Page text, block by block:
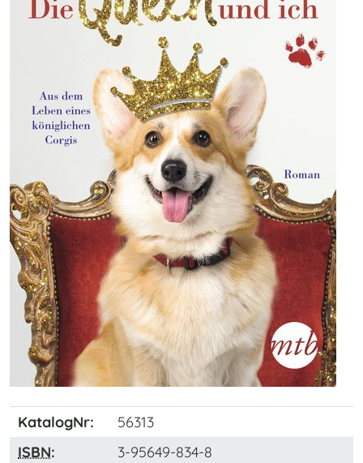
KatalogNr:
56313
ISBN:
3-95649-834-8